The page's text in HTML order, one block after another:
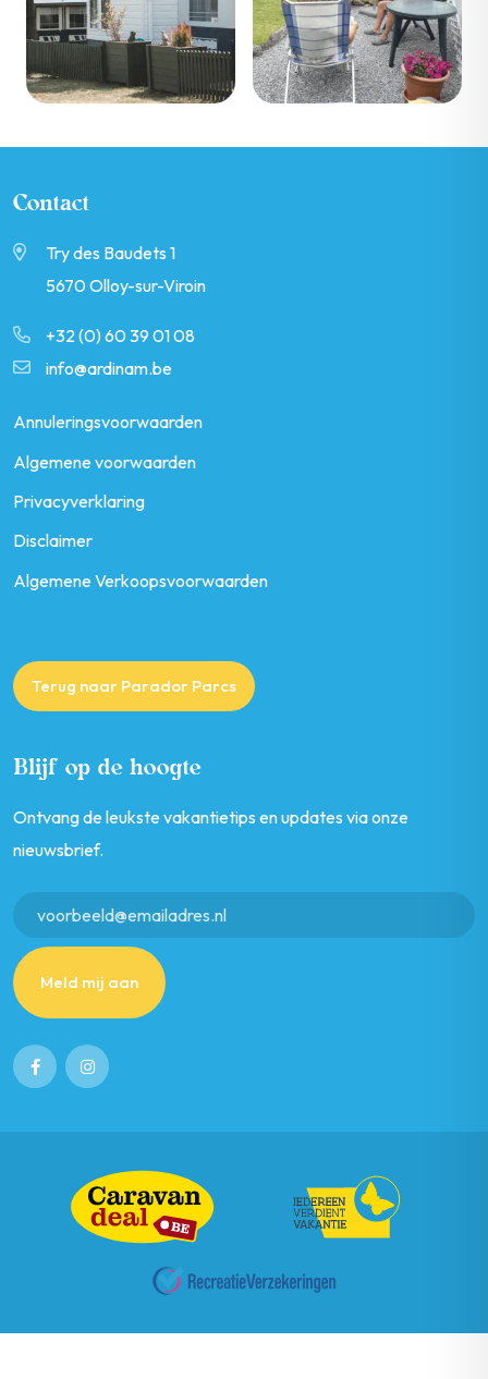
Contact
Try des Baudets 1
5670 Olloy-sur-Viroin
+32 (0) 60 39 01 08
info@ardinam.be
Annuleringsvoorwaarden
Algemene voorwaarden
Privacyverklaring
Disclaimer
Algemene Verkoopsvoorwaarden
Terug naar Parador Parcs
Blijf op de hoogte
Ontvang de leukste vakantietips en updates via onze
nieuwsbrief.
Meld mij aan